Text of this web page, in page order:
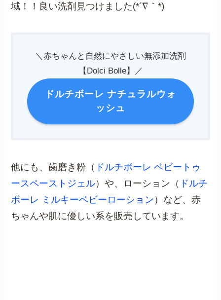
域！！良い洗剤見つけました(*´∇｀*)
＼赤ちゃんと自然にやさしい無添加洗剤
【Dolci Bolle】／
ドルチボーレ ナチュラルウォ
ッシュ
他にも、歯磨き粉（ ドルチボーレ ベビートゥ
ースペーストジェル）や、ローション（ ドルチ
ボーレ ミルキーベビーローション）など、赤
ちゃんや肌に優しい系を販売しています。